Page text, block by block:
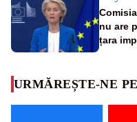
nu are
țara
URMĂREȘTE-NE PE